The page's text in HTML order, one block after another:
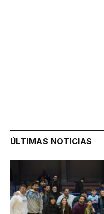
ÚLTIMAS NOTICIAS